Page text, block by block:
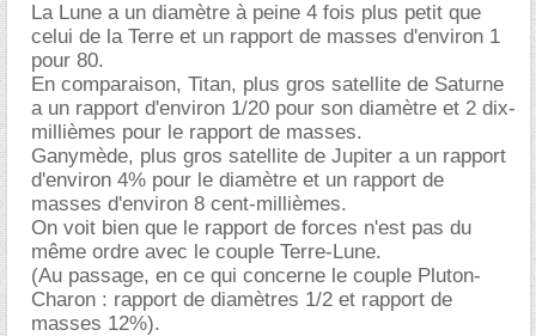
La Lune a un diamètre à peine 4 fois plus petit que
celui de la Terre et un rapport de masses d'environ 1
pour 80.
En comparaison, Titan, plus gros satellite de Saturne
a un rapport d'environ 1/20 pour son diamètre et 2 dix-
millièmes pour le rapport de masses.
Ganymède, plus gros satellite de Jupiter a un rapport
d'environ 4% pour le diamètre et un rapport de
masses d'environ 8 cent-millièmes.
On voit bien que le rapport de forces n'est pas du
même ordre avec le couple Terre-Lune.
(Au passage, en ce qui concerne le couple Pluton-
Charon : rapport de diamètres 1/2 et rapport de
masses 12%).